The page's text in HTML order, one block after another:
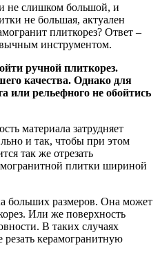
не слишком большой, и
не большая, актуален
плиткорез? Ответ –
инструментом.
ручной плиткорез.
качества. Однако для
или рельефного не обойтись
материала затрудняет
и так, чтобы при этом
так же отрезать
плитки шириной
больших размеров. Она может
Или же поверхность
В таких случаях
резать керамогранитную